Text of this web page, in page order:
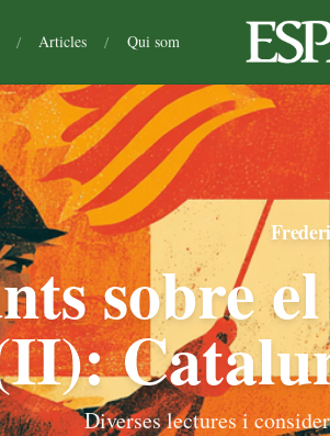
/ Articles / Qui som
sobre
Diverses lectures i